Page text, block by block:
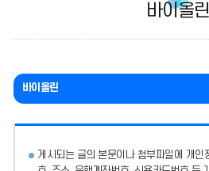
바이올린
바이올린
게시되는 글의 본문이나 첨부파일에
개인